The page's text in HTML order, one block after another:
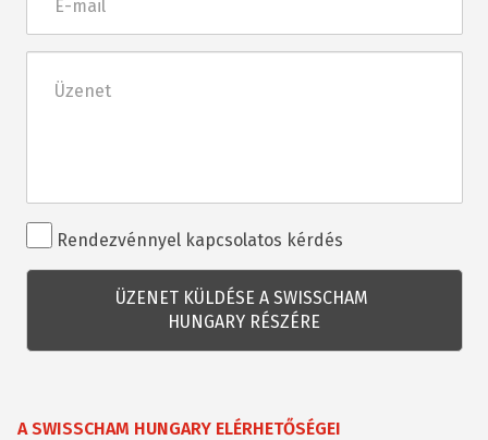
mail
Rendezvénnyel
kapcsolatos
kérdés
Rendezvénnyel kapcsolatos kérdés
A SWISSCHAM HUNGARY ELÉRHETŐSÉGEI